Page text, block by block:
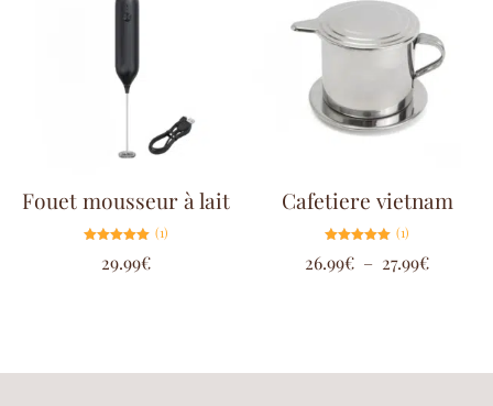
Fouet mousseur à lait
5.00
sur 5
(1)
29.99€
Cafetiere vietnam
5.00
sur 5
(1)
26.99€ – 27.99€